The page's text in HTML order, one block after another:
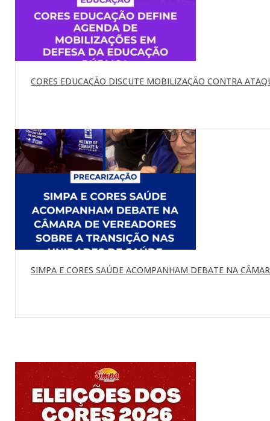
CORES EDUCAÇÃO DISCUTE MOBILIZAÇÃO CONTRA
SIMPA E CORES SAÚDE ACOMPANHAM DEBATE NA